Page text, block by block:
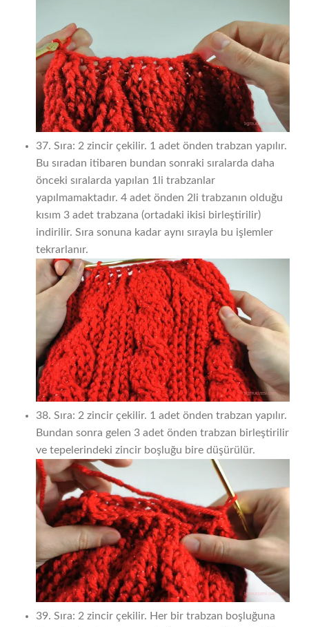
37. Sıra: 2 zincir çekilir. 1 adet önden trabzan yapılır.
Bu sıradan itibaren bundan sonraki sıralarda daha
önceki sıralarda yapılan 1li trabzanlar
yapılmamaktadır. 4 adet önden 2li trabzanın olduğu
kısım 3 adet trabzana (ortadaki ikisi birleştirilir)
indirilir. Sıra sonuna kadar aynı sırayla bu işlemler
tekrarlanır.
38. Sıra: 2 zincir çekilir. 1 adet önden trabzan yapılır.
Bundan sonra gelen 3 adet önden trabzan birleştirilir
ve tepelerindeki zincir boşluğu bire düşürülür.
39. Sıra: 2 zincir çekilir. Her bir trabzan boşluğuna